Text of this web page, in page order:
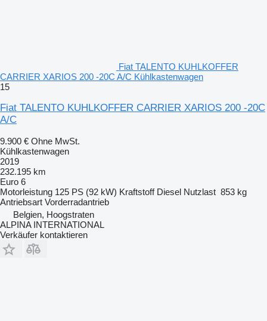
Fiat TALENTO KUHLKOFFER
CARRIER XARIOS 200 -20C A/C Kühlkastenwagen
15
Fiat TALENTO KUHLKOFFER CARRIER XARIOS 200 -20C
A/C
9.900 € Ohne MwSt.
Kühlkastenwagen
2019
232.195 km
Euro 6
Motorleistung 125 PS (92 kW) Kraftstoff Diesel Nutzlast 853 kg
Antriebsart Vorderradantrieb
Belgien, Hoogstraten
ALPINA INTERNATIONAL
Verkäufer kontaktieren